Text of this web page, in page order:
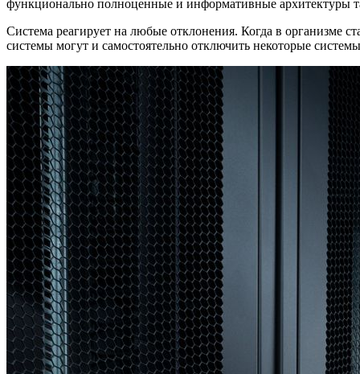
функционально полноценные и информативные архитектуры
Система реагирует на любые отклонения. Когда в
системы могут и самостоятельно отключить некоторые